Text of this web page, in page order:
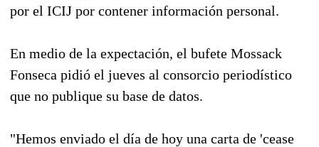
por el ICIJ por contener información personal.
En medio de la expectación, el bufete Mossack
Fonseca pidió el jueves al consorcio periodístico
que no publique su base de datos.
"Hemos enviado el día de hoy una carta de 'cease